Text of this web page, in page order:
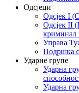
Одсјеци
Одсјек I
Одсјек II
криминал
Управа
Подршка
Ударне групе
Ударна
Ударна